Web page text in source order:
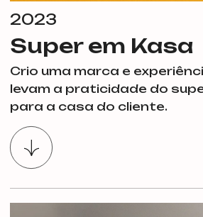
2023
Super em Kasa
Crio uma marca e
levam a praticidade do
para a casa do cliente.